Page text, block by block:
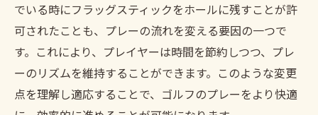
ルールが変えるゴルフファンの楽しみ方
洗練されたプレーを実現するルール
最新ルールでゴルフをさらに好きになる
最新ルールでゴルフの魅力を再発見する
新たなルールでゴルフの魅力を再発見
でいる時にフラッグスティックをホールに残すことが許
可されたことも、プレーの流れを変える要因の一つで
す。これにより、プレイヤーは時間を節約しつつ、プレ
ーのリズムを維持することができます。このような変更
点を理解し適応することで、ゴルフのプレーをより快適